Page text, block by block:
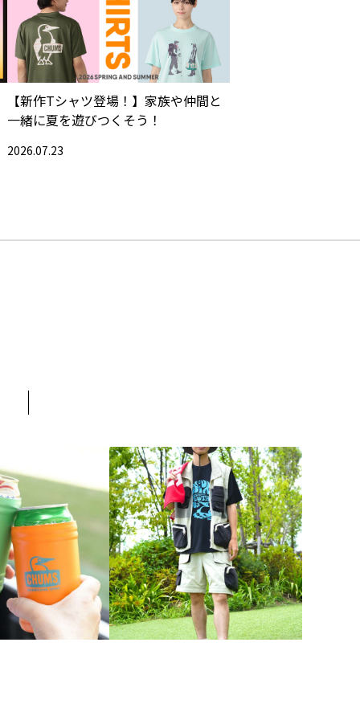
【新作Tシャツ登場！】家族や仲間と
一緒に夏を遊びつくそう！
2026.07.23